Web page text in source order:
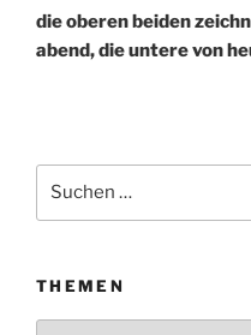
Beitrag
die oberen beiden
abend, die untere von
Suchen
THEMEN